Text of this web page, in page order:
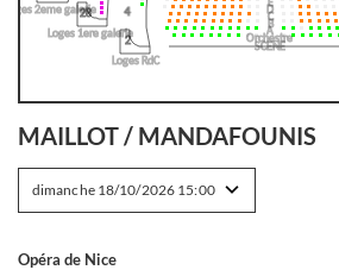
MAILLOT / MANDAFOUNIS
Opéra de Nice